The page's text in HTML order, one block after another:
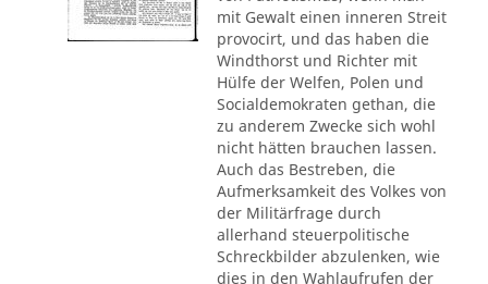
mit Gewalt einen inneren Streit
provocirt, und das haben die
Windthorst und Richter mit
Hülfe der Welfen, Polen und
Socialdemokraten gethan, die
zu anderem Zwecke sich wohl
nicht hätten brauchen lassen.
Auch das Bestreben, die
Aufmerksamkeit des Volkes von
der Militärfrage durch
allerhand steuerpolitische
Schreckbilder abzulenken, wie
dies in den Wahlaufrufen der